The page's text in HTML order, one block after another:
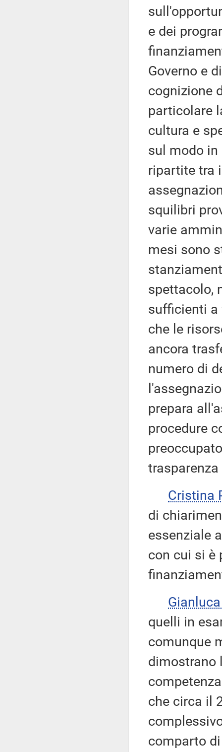
e dei
Governo e
cognizione
particolare
cultura e
sul modo
ripartite tra
squilibri
varie
mesi sono
spettacolo,
sufficienti a
che le
ancora
numero di
prepara
procedure
Cristina
di
essenziale
con cui si è
quelli in
comunque
dimostrano
che circa il
comparto